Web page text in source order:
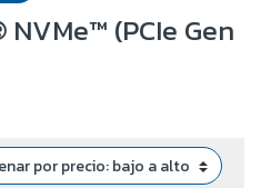
NVMe™ (PCIe Gen